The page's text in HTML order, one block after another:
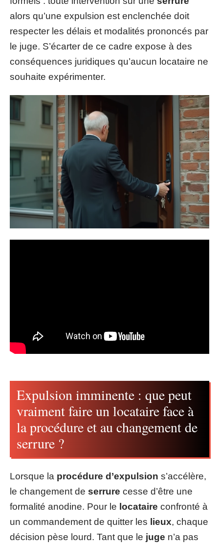
alors qu’une expulsion est enclenchée doit
respecter les délais et modalités prononcés par
le juge. S’écarter de ce cadre expose à des
conséquences juridiques qu’aucun locataire ne
souhaite expérimenter.
Expulsion imminente : que peut
vraiment faire un locataire face à
la procédure et au changement de
serrure ?
Lorsque la procédure d’expulsion s’accélère,
le changement de serrure cesse d’être une
formalité anodine. Pour le locataire confronté à
un commandement de quitter les lieux, chaque
décision pèse lourd. Tant que le juge n’a pas